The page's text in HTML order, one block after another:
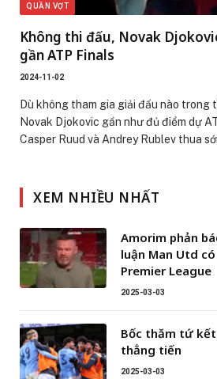
QUẦN VỢT
Không thi đấu, Novak
gần ATP Finals
2024-11-02
Dù không tham gia giải đấu nào trong
Novak Djokovic gần như đủ điểm dự
Casper Ruud và Andrey Rublev thua
XEM NHIỀU NHẤT
Amorim phản
luận Man Utd
Premier League
2025-03-03
Bốc thăm tứ kết
thẳng tiến
2025-03-03